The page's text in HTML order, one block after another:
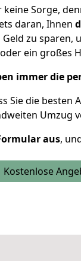
Sorge,
daran, Ihnen
zu
ein großes
immer die
Sie die besten
Umzug
aus,
Kostenlose